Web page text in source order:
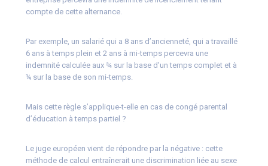
compte de cette alternance.
Par exemple, un salarié qui a 8 ans d’ancienneté, qui a travaillé
6 ans à temps plein et 2 ans à mi-temps percevra une
indemnité calculée aux ¾ sur la base d’un temps complet et à
¼ sur la base de son mi-temps.
Mais cette règle s’applique-t-elle en cas de congé parental
d’éducation à temps partiel ?
Le juge européen vient de répondre par la négative : cette
méthode de calcul entraînerait une discrimination liée au sexe